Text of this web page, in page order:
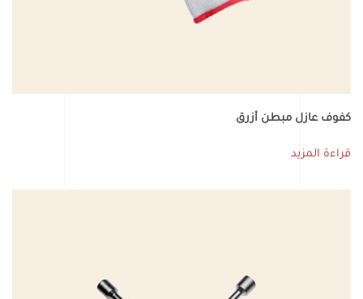
كفوف عازل مبطن أزرق
قراءة المزيد